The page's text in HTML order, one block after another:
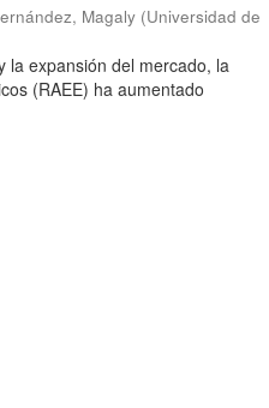
Magaly (Universidad de
la expansión del mercado, la
(RAEE) ha aumentado